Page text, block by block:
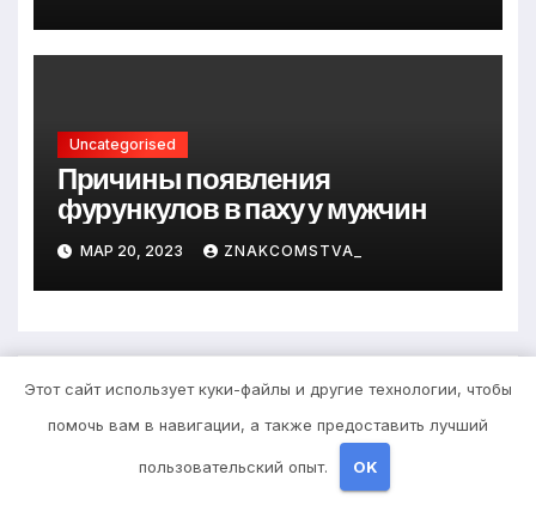
Uncategorised
Причины появления
фурункулов в паху у мужчин
МАР 20, 2023 ZNAKCOMSTVA_
Добавить комментарий
Для отправки комментария вам необходимо
Этот сайт использует куки-файлы и другие технологии, чтобы
помочь вам в навигации, а также предоставить лучший
пользовательский опыт. OK